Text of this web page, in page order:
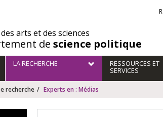
arts et des sciences
de science politique
LA RECHERCHE RESSOURCES ET
SERVICES
recherche Experts en : Médias